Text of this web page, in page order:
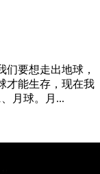
要想走出地球，
才能生存，现在我
月球。月...